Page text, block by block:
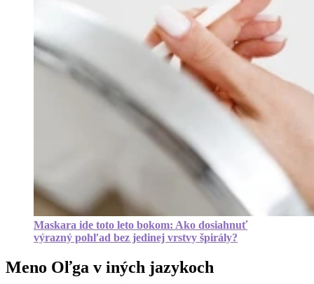
Maskara ide toto leto bokom: Ako dosiahnuť
výrazný pohľad bez jedinej vrstvy špirály?
Meno Oľga v iných jazykoch